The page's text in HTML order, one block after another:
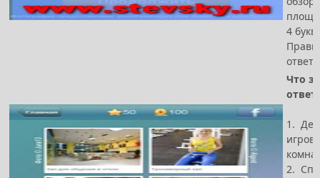
4
ответ
Что
1.
2.